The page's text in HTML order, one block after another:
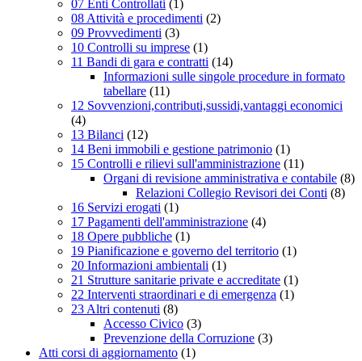
07 Enti Controllati (1)
08 Attività e procedimenti (2)
09 Provvedimenti (3)
10 Controlli su imprese (1)
11 Bandi di gara e contratti (14)
Informazioni sulle singole procedure in formato
tabellare (11)
12 Sovvenzioni,contributi,sussidi,vantaggi economici
(4)
13 Bilanci (12)
14 Beni immobili e gestione patrimonio (1)
15 Controlli e rilievi sull'amministrazione (11)
Organi di revisione amministrativa e contabile (8)
Relazioni Collegio Revisori dei Conti (8)
16 Servizi erogati (1)
17 Pagamenti dell'amministrazione (4)
18 Opere pubbliche (1)
19 Pianificazione e governo del territorio (1)
20 Informazioni ambientali (1)
21 Strutture sanitarie private e accreditate (1)
22 Interventi straordinari e di emergenza (1)
23 Altri contenuti (8)
Accesso Civico (3)
Prevenzione della Corruzione (3)
Atti corsi di aggiornamento (1)